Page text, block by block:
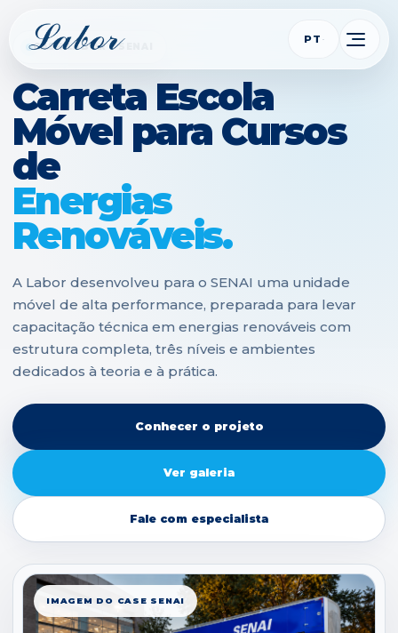
PT
CASE LABOR • SENAI
Carreta Escola
Móvel para Cursos
de
Energias
Renováveis.
A Labor desenvolveu para o SENAI uma unidade
móvel de alta performance, preparada para levar
capacitação técnica em energias renováveis com
estrutura completa, três níveis e ambientes
dedicados à teoria e à prática.
Conhecer o projeto
Ver galeria
Fale com especialista
IMAGEM DO CASE SENAI